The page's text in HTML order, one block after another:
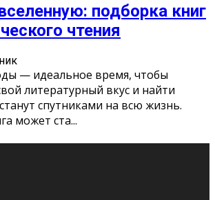
подборка книг
чтения
— идеальное время, чтобы
литературный вкус и найти
спутниками на всю жизнь.
может ста...